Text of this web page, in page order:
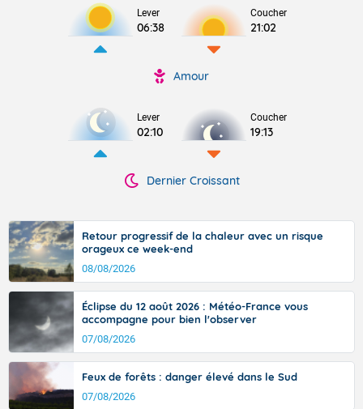
Lever
06:38
Coucher
21:02
Amour
Lever
02:10
Coucher
19:13
Dernier Croissant
Retour progressif de la chaleur avec un risque
orageux ce week-end
08/08/2026
Éclipse du 12 août 2026 : Météo-France vous
accompagne pour bien l'observer
07/08/2026
Feux de forêts : danger élevé dans le Sud
07/08/2026